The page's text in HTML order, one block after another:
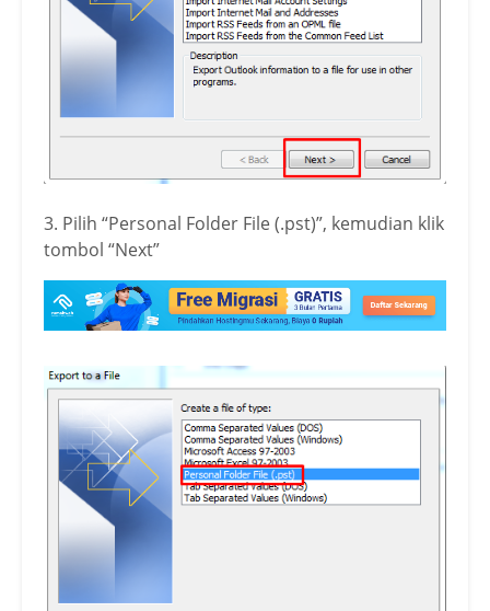
3. Pilih “Personal Folder File (.pst)”, kemudian klik
tombol “Next”